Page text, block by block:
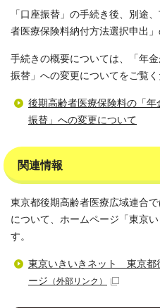
「口座振替」の手続き後、別途
者医療保険料納付方法選択申出」
手続きの概要については、「年
振替」への変更についてをご覧く
後期高齢者医療保険料の「
振替」への変更について
関連情報
東京都後期高齢者医療広域連合
について、ホームページ「東京
す。
東京いきいきネット 東京都
ージ （外部リンク）